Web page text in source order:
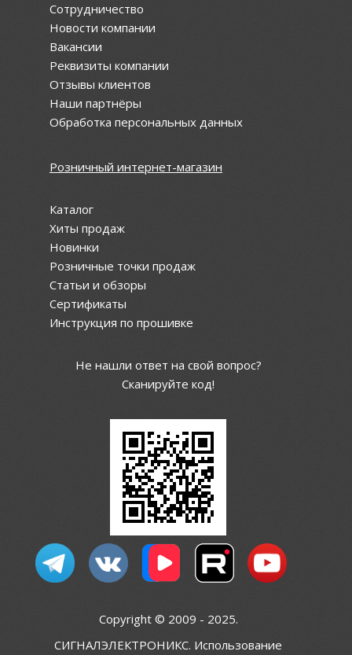
Сотрудничество
Новости компании
Вакансии
Реквизиты компании
Отзывы клиентов
Наши партнёры
Обработка персональных данных
Розничный интернет-магазин
Каталог
Хиты продаж
Новинки
Розничные точки продаж
Статьи и обзоры
Сертификаты
Инструкция по прошивке
Не нашли ответ на свой вопрос?
Сканируйте код!
Copyright © 2009 - 2025.
СИГНАЛЭЛЕКТРОНИКС. Использование